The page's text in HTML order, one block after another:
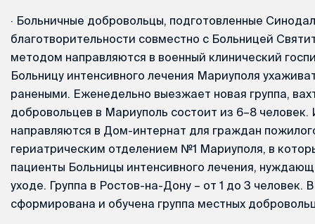
· Больничные добровольцы, подготовленные
благотворительности совместно с Больницей
методом направляются в военный клинический
Больницу интенсивного лечения Мариуполя
ранеными. Еженедельно выезжает новая группа,
добровольцев в Мариуполь состоит из 6–8 человек.
направляются в Дом-интернат для граждан
гериатрическим отделением №1 Мариуполя, в
пациенты Больницы интенсивного лечения,
уходе. Группа в Ростов-на-Дону – от 1 до 3 человек.
сформирована и обучена группа местных